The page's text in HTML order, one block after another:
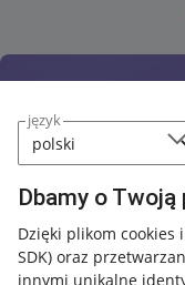
język
Dbamy o
Dzięki plikom cookies
SDK) oraz
innymi unikalne